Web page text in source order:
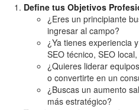
Define tus Objetivos
¿Eres un principiante
ingresar al campo?
¿Ya tienes experiencia
SEO técnico, SEO
¿Quieres liderar
o convertirte en un
¿Buscas un aumento
más estratégico?